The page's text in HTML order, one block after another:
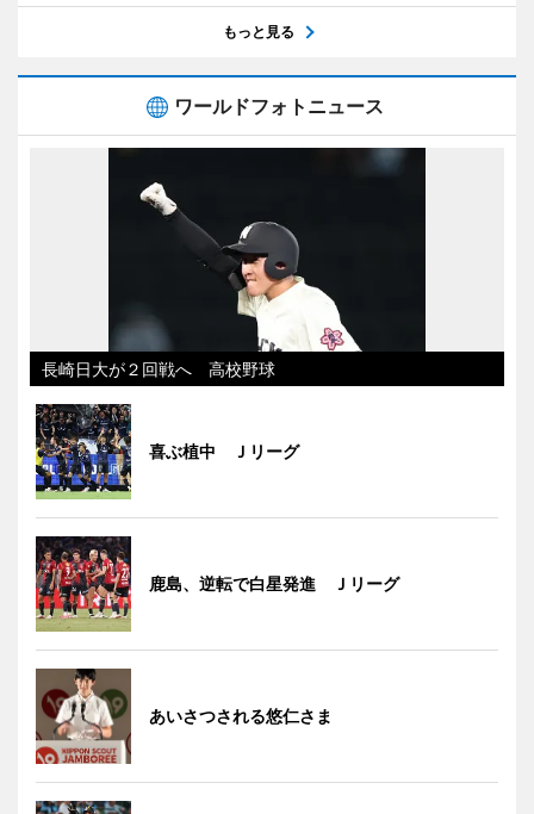
もっと見る
ワールドフォトニュース
長崎日大が２回戦へ 高校野球
喜ぶ植中 Ｊリーグ
鹿島、逆転で白星発進 Ｊリーグ
あいさつされる悠仁さま